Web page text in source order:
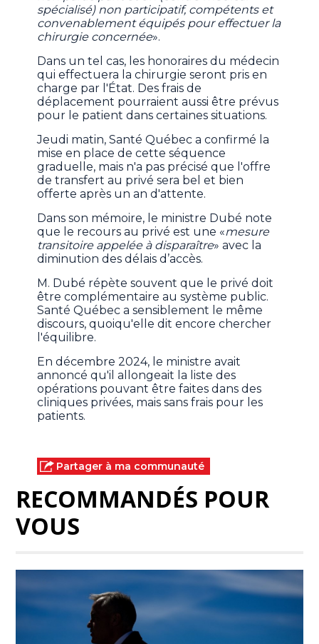
spécialisé) non participatif, compétents et
convenablement équipés pour effectuer la
chirurgie concernée».
Dans un tel cas, les honoraires du médecin
qui effectuera la chirurgie seront pris en
charge par l'État. Des frais de
déplacement pourraient aussi être prévus
pour le patient dans certaines situations.
Jeudi matin, Santé Québec a confirmé la
mise en place de cette séquence
graduelle, mais n'a pas précisé que l'offre
de transfert au privé sera bel et bien
offerte après un an d'attente.
Dans son mémoire, le ministre Dubé note
que le recours au privé est une «mesure
transitoire appelée à disparaître» avec la
diminution des délais d’accès.
M. Dubé répète souvent que le privé doit
être complémentaire au système public.
Santé Québec a sensiblement le même
discours, quoiqu'elle dit encore chercher
l'équilibre.
En décembre 2024, le ministre avait
annoncé qu'il allongeait la liste des
opérations pouvant être faites dans des
cliniques privées, mais sans frais pour les
patients.
Partager à ma communauté
RECOMMANDÉS POUR
VOUS